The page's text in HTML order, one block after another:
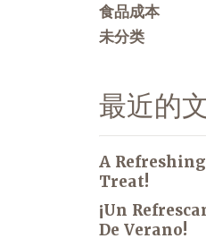
食品成本
未分类
最近的
A
Treat!
¡Un
De Verano!